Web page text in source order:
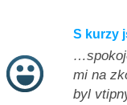
S kurzy
mi na
byl